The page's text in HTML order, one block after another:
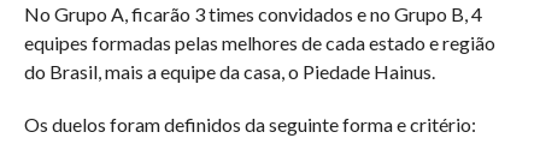
No Grupo A, ficarão 3 times convidados e no Grupo B, 4
equipes formadas pelas melhores de cada estado e região
do Brasil, mais a equipe da casa, o Piedade Hainus.
Os duelos foram definidos da seguinte forma e critério: